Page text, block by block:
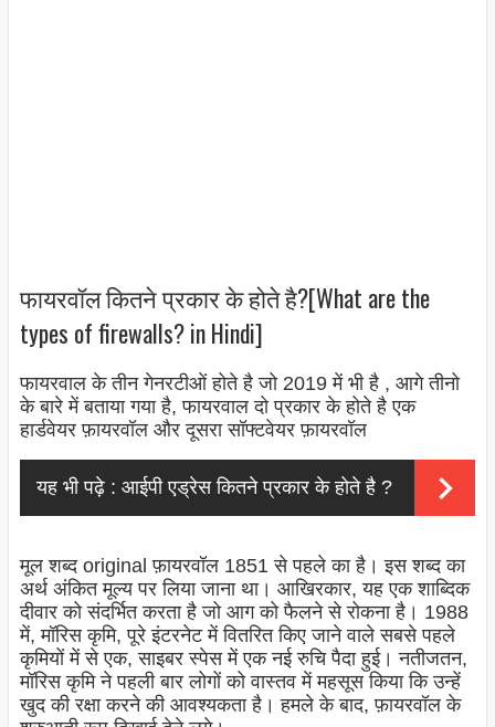
फायरवॉल कितने प्रकार के होते है?[What are the
types of firewalls? in Hindi]
फायरवाल के तीन गेनरटीओं होते है जो 2019 में भी है , आगे तीनो
के बारे में बताया गया है, फायरवाल दो प्रकार के होते है एक
हार्डवेयर फ़ायरवॉल और दूसरा सॉफ्टवेयर फ़ायरवॉल
यह भी पढ़े : आईपी एड्रेस कितने प्रकार के होते है ?
मूल शब्द original फ़ायरवॉल 1851 से पहले का है। इस शब्द का
अर्थ अंकित मूल्य पर लिया जाना था। आखिरकार, यह एक शाब्दिक
दीवार को संदर्भित करता है जो आग को फैलने से रोकना है। 1988
में, मॉरिस कृमि, पूरे इंटरनेट में वितरित किए जाने वाले सबसे पहले
कृमियों में से एक, साइबर स्पेस में एक नई रुचि पैदा हुई। नतीजतन,
मॉरिस कृमि ने पहली बार लोगों को वास्तव में महसूस किया कि उन्हें
खुद की रक्षा करने की आवश्यकता है। हमले के बाद, फ़ायरवॉल के